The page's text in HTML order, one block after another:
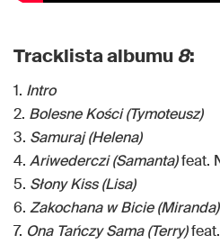
Tracklista albumu 8:
1. Intro
2. Bolesne Kości (Tymoteusz)
3. Samuraj (Helena)
4. Ariwederczi (Samanta)feat.
5. Słony Kiss (Lisa)
6. Zakochana w Bicie (Miranda)
7. Ona Tańczy Sama (Terry)